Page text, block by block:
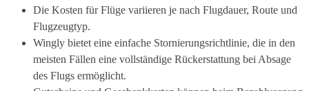
Die Kosten für Flüge variieren je nach Flugdauer, Route und
Flugzeugtyp.
Wingly bietet eine einfache Stornierungsrichtlinie, die in den
meisten Fällen eine vollständige Rückerstattung bei Absage
des Flugs ermöglicht.